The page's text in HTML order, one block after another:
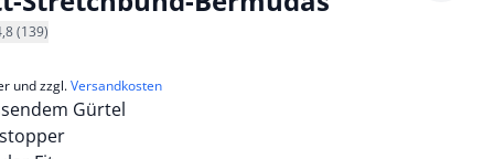
(139)
und zzgl.Versandkosten
Gürtel